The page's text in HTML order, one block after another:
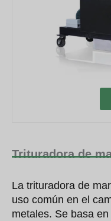
Trituradora de
La trituradora de
uso común en el
metales. Se basa